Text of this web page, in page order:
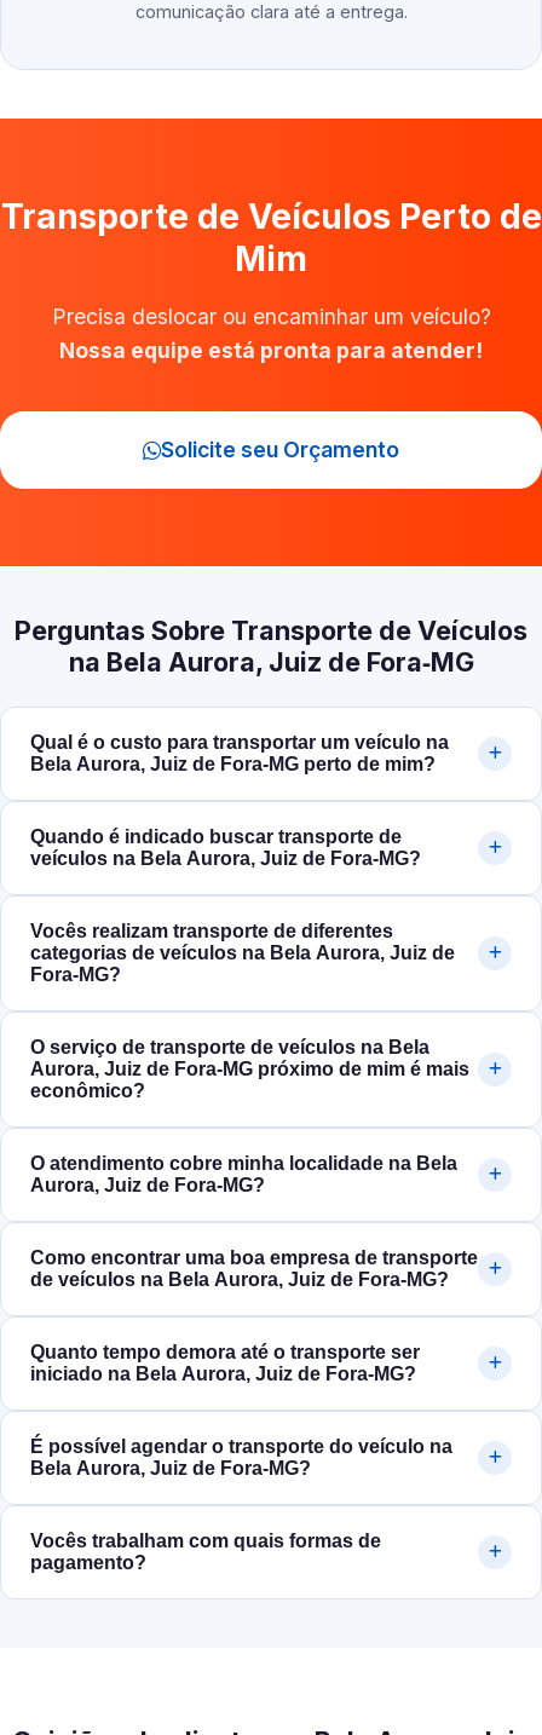
comunicação clara até a entrega.
Transporte de Veículos Perto de
Mim
Precisa deslocar ou encaminhar um veículo?
Nossa equipe está pronta para atender!
Solicite seu Orçamento
Perguntas Sobre Transporte de Veículos
na Bela Aurora, Juiz de Fora‑MG
Qual é o custo para transportar um veículo na
Bela Aurora, Juiz de Fora‑MG perto de mim?
Quando é indicado buscar transporte de
veículos na Bela Aurora, Juiz de Fora‑MG?
Vocês realizam transporte de diferentes
categorias de veículos na Bela Aurora, Juiz de
Fora‑MG?
O serviço de transporte de veículos na Bela
Aurora, Juiz de Fora‑MG próximo de mim é mais
econômico?
O atendimento cobre minha localidade na Bela
Aurora, Juiz de Fora‑MG?
Como encontrar uma boa empresa de transporte
de veículos na Bela Aurora, Juiz de Fora‑MG?
Quanto tempo demora até o transporte ser
iniciado na Bela Aurora, Juiz de Fora‑MG?
É possível agendar o transporte do veículo na
Bela Aurora, Juiz de Fora‑MG?
Vocês trabalham com quais formas de
pagamento?